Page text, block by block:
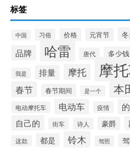
标签
中国 习俗 价格 元宵节
品牌 哈雷 唐代 多少钱
我是 排量 摩托 摩
春节 春节期间 是一个 本
电动摩托车 电动车 疫情
自己的 街车 诗人 豪爵
这款 都是 铃木 驾照